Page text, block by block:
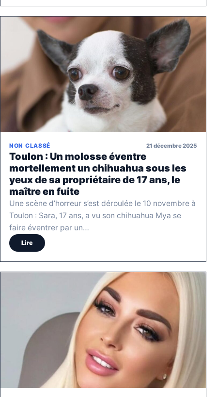
NON CLASSÉ 21 décembre 2025
Toulon : Un molosse éventre
mortellement un chihuahua sous les
yeux de sa propriétaire de 17 ans, le
maître en fuite
Une scène d’horreur s’est déroulée le 10 novembre à
Toulon : Sara, 17 ans, a vu son chihuahua Mya se
faire éventrer par un…
Lire